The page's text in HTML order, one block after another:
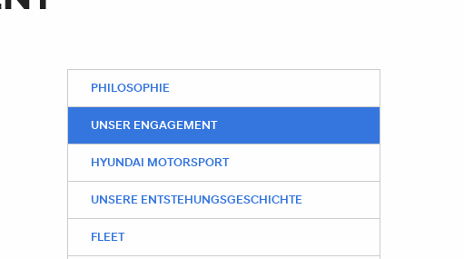
PHILOSOPHIE
UNSER ENGAGEMENT
HYUNDAI MOTORSPORT
UNSERE ENTSTEHUNGSGESCHICHTE
FLEET